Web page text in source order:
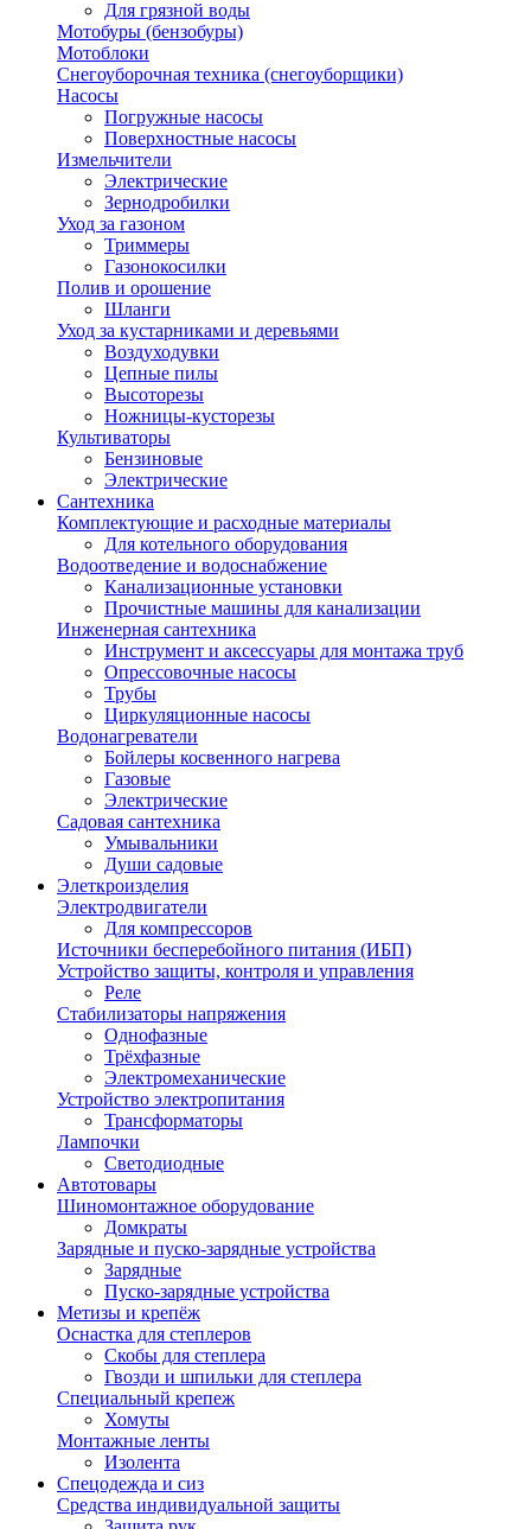
Для грязной воды
Мотобуры (бензобуры)
Мотоблоки
Снегоуборочная техника (снегоуборщики)
Насосы
Погружные насосы
Поверхностные насосы
Измельчители
Электрические
Зернодробилки
Уход за газоном
Триммеры
Газонокосилки
Полив и орошение
Шланги
Уход за кустарниками и деревьями
Воздуходувки
Цепные пилы
Высоторезы
Ножницы-кусторезы
Культиваторы
Бензиновые
Электрические
Сантехника
Комплектующие и расходные материалы
Для котельного оборудования
Водоотведение и водоснабжение
Канализационные установки
Прочистные машины для канализации
Инженерная сантехника
Инструмент и аксессуары для монтажа труб
Опрессовочные насосы
Трубы
Циркуляционные насосы
Водонагреватели
Бойлеры косвенного нагрева
Газовые
Электрические
Садовая сантехника
Умывальники
Души садовые
Элеткроизделия
Электродвигатели
Для компрессоров
Источники бесперебойного питания (ИБП)
Устройство защиты, контроля и управления
Реле
Стабилизаторы напряжения
Однофазные
Трёхфазные
Электромеханические
Устройство электропитания
Трансформаторы
Лампочки
Светодиодные
Автотовары
Шиномонтажное оборудование
Домкраты
Зарядные и пуско-зарядные устройства
Зарядные
Пуско-зарядные устройства
Метизы и крепёж
Оснастка для степлеров
Скобы для степлера
Гвозди и шпильки для степлера
Специальный крепеж
Хомуты
Монтажные ленты
Изолента
Спецодежда и сиз
Средства индивидуальной защиты